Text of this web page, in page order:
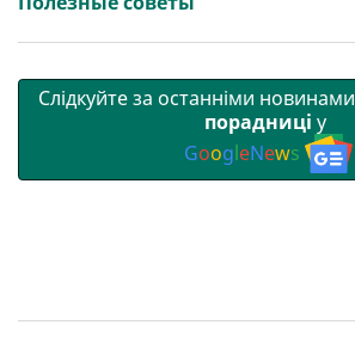
Слідкуйте за останніми новинами
порадниці у
GoogleNews